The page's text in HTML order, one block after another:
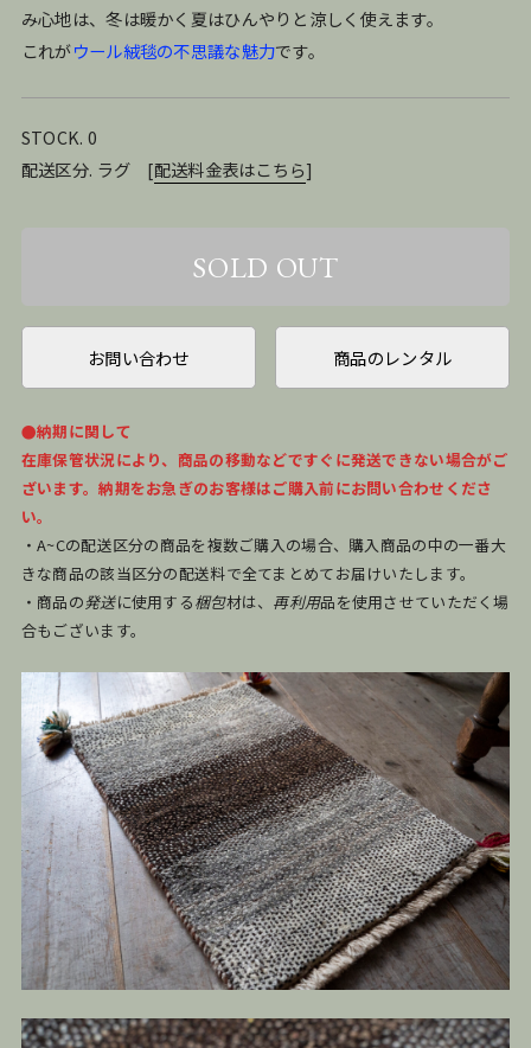
み心地は、冬は暖かく夏はひんやりと涼しく使えます。
これがウール絨毯の不思議な魅力です。
STOCK. 0
配送区分. ラグ [配送料金表はこちら]
お問い合わせ 商品のレンタル
●納期に関して
在庫保管状況により、商品の移動などですぐに発送できない場合がご
ざいます。納期をお急ぎのお客様はご購入前にお問い合わせくださ
い。
・A~Cの配送区分の商品を複数ご購入の場合、購入商品の中の一番大
きな商品の該当区分の配送料で全てまとめてお届けいたします。
・商品の発送に使用する梱包材は、 再利用品を使用させていただく場
合もございます。